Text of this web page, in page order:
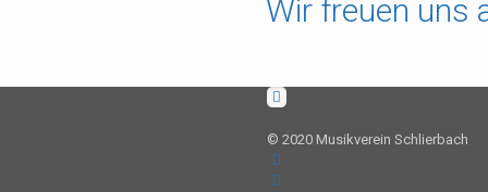
Wir freuen uns
© 2020 Musikverein Schlierbach